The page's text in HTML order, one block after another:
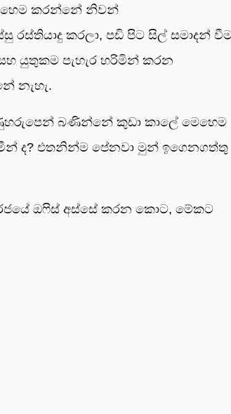
කරන්නේ නිවන්
රස්තියාදු කරලා, පඩි පිට සිල් සමාදන්
යුතුකම පැහැර හරිමින් කරන
නැහැ.
බණින්නේ කුඩා කාලේ මෙහෙම
ද? එතනින්ම පේනවා මුන් ඉගෙනගත්තු
ඔෆිස් අස්සේ කරන කොට, මේකට